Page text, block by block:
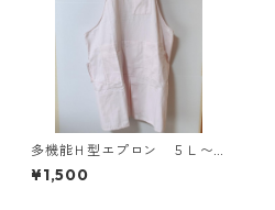
多機能Ｈ型エプロン ５Ｌ〜
６Ｌ ピンク KAE-4075
¥1,500